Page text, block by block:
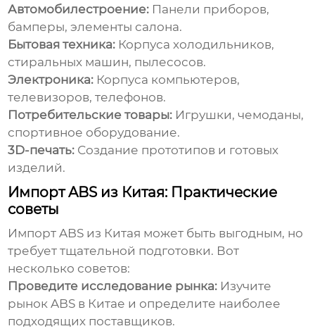
Автомобилестроение: Панели приборов,
бамперы, элементы салона.
Бытовая техника: Корпуса холодильников,
стиральных машин, пылесосов.
Электроника: Корпуса компьютеров,
телевизоров, телефонов.
Потребительские товары: Игрушки, чемоданы,
спортивное оборудование.
3D-печать: Создание прототипов и готовых
изделий.
Импорт ABS из Китая: Практические
советы
Импорт ABS из Китая может быть выгодным, но
требует тщательной подготовки. Вот
несколько советов:
Проведите исследование рынка: Изучите
рынок ABS в Китае и определите наиболее
подходящих поставщиков.